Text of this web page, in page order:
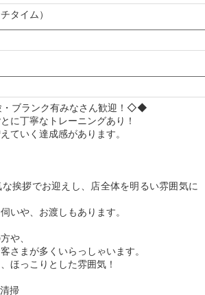
タイム）
ブランク有みなさん歓迎！◇◆
に丁寧なトレーニングあり！
ていく達成感があります。
挨拶でお迎えし、店全体を明るい雰囲気に
いや、お渡しもあります。
や、
さまが多くいらっしゃいます。
ほっこりとした雰囲気！
掃